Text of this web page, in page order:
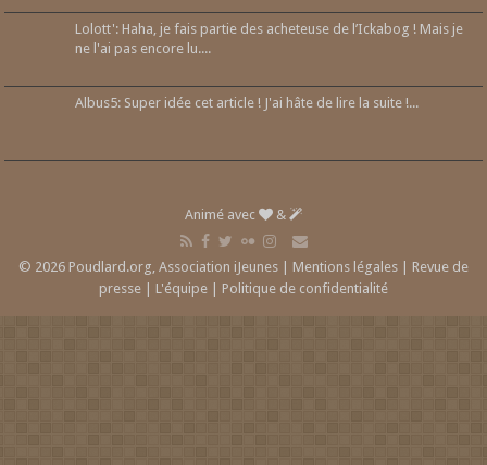
Lolott': Haha, je fais partie des acheteuse de l’Ickabog ! Mais je
ne l'ai pas encore lu....
Albus5: Super idée cet article ! J'ai hâte de lire la suite !...
Animé avec &
© 2026 Poudlard.org, Association iJeunes | Mentions légales | Revue de
presse | L'équipe | Politique de confidentialité